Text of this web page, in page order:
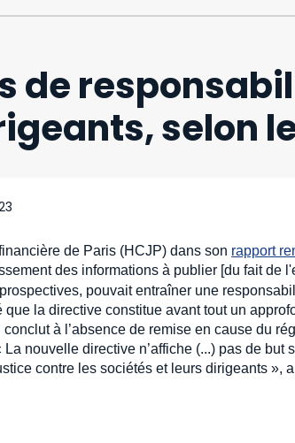
de
selon
de Paris (HCJP) dans son rapport
des informations à publier [du fait de
pouvait entraîner une
la directive constitue avant tout un
à l’absence de remise en cause du
nouvelle directive n’affiche (...) pas de but
contre les sociétés et leurs dirigeants »,